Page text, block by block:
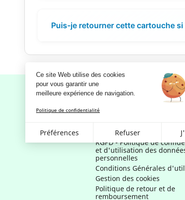
Ce site Web utilise des cookies
pour vous garantir une
meilleure expérience de navigation.
Politique de confidentialité
Préférences Refuser
Puis-je retourner cette cartouche si
Mentions légales
RGPD - Politique de
et d'utilisation des
personnelles
Conditions Générales
Gestion des cookies
Politique de retour et de
remboursement